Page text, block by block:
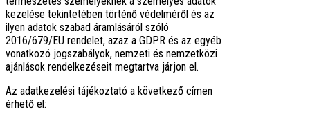
kezelése tekintetében történő védelméről és az
ilyen adatok szabad áramlásáról szóló
2016/679/EU rendelet, azaz a GDPR és az egyéb
vonatkozó jogszabályok, nemzeti és nemzetközi
ajánlások rendelkezéseit megtartva járjon el.
Az adatkezelési tájékoztató a következő címen
érhető el: